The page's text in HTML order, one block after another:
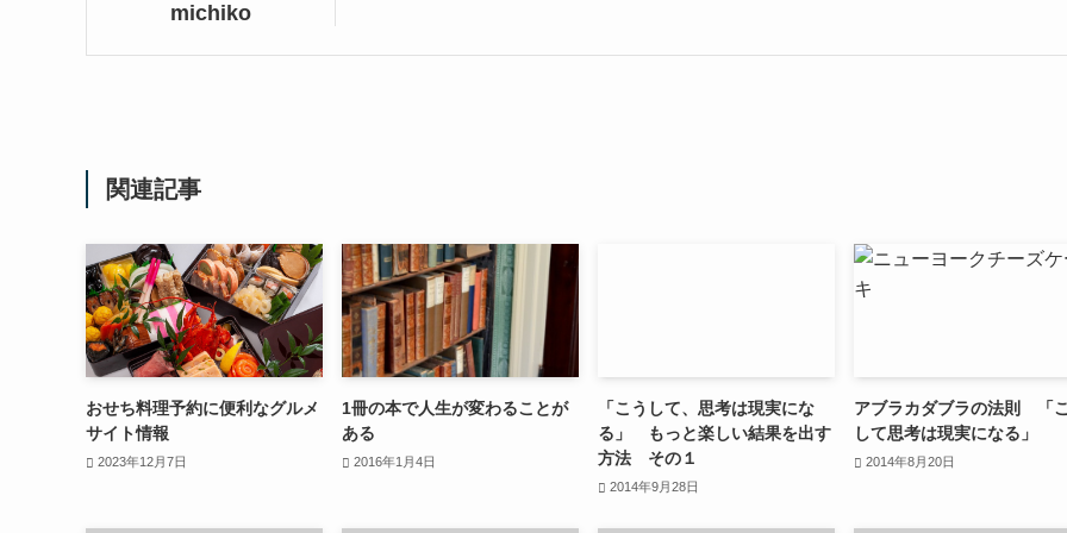
michiko
関連記事
おせち料理予約に便利なグルメ
サイト情報
2023年12月7日
1冊の本で人生が変わることが
ある
2016年1月4日
「こうして、思考は現実にな
る」 もっと楽しい結果を出す
方法 その１
2014年9月28日
アブラカダブラの法則 「
して思考は現実になる」
2014年8月20日